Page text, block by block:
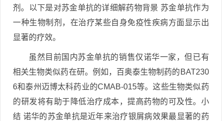
剂。以下是对苏金单抗的详细解药物背景 苏金单抗作为
一种生物制剂，在治疗某些自身免疫性疾病方面显示出
显著的疗效。
虽然目前国内苏金单抗的销售仅诺华一家，但已有
相关生物类似药在研。例如，百奥泰生物制药的BAT230
6和泰州迈博太科药业的CMAB-015等。这些生物类似药
的研发将有助于降低治疗成本，提高药物的可及性。小
结 诺华的苏金单抗是近年来治疗银屑病效果最显著的药